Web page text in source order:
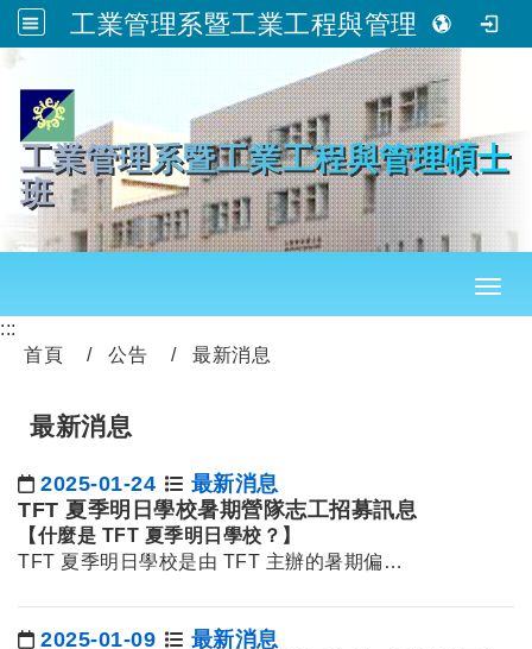
工業管理系暨工業工程與管理碩士班
跳到主要內容
工業管理系暨工業工程與管理碩士
班
:::
首頁
公告 最新消息
最新消息
日期：
2025-01-24
最新消息
TFT 夏季明日學校暑期營隊志工招募訊息
【什麼是 TFT 夏季明日學校？】
TFT 夏季明日學校是由 TFT 主辦的暑期偏…
2025-01-09
最新消息